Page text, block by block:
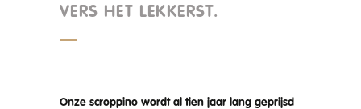
VERS HET LEKKERST.
Onze scroppino wordt al tien jaar lang geprijsd